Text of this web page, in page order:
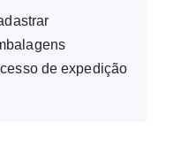
de expedição